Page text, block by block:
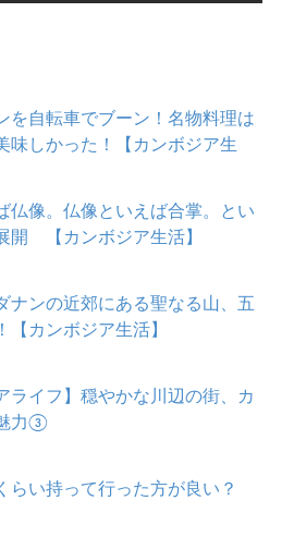
を自転車でブーン！名物料理は
味しかった！【カンボジア生
仏像。仏像といえば合掌。とい
開 【カンボジア生活】
ナンの近郊にある聖なる山、五
【カンボジア生活】
ライフ】穏やかな川辺の街、カ
力③
らい持って行った方が良い？